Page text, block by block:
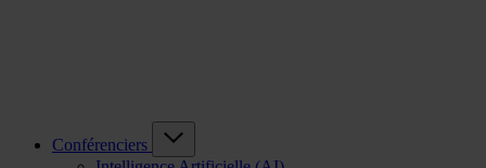
Conférenciers